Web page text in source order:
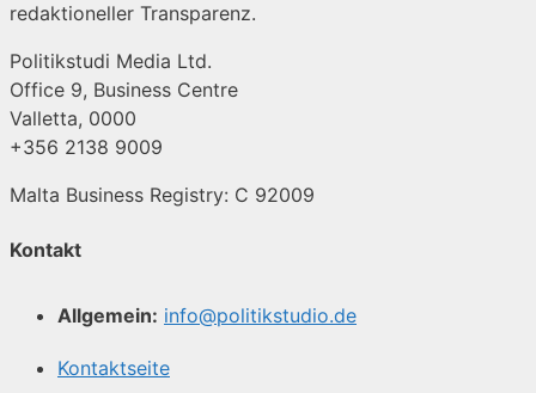
redaktioneller Transparenz.
Politikstudi Media Ltd.
Office 9, Business Centre
Valletta, 0000
+356 2138 9009
Malta Business Registry: C 92009
Kontakt
Allgemein: info@politikstudio.de
Kontaktseite